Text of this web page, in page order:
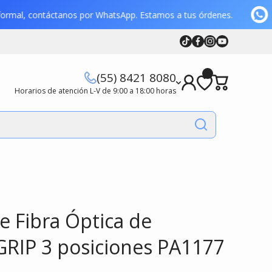
contáctanos por WhatsApp. Estamos a tus órdenes.
TiktokFacebook
Instagram
Youtube
Youtube
(55) 8421 8080
Horarios de atención L-V de 9:00 a 18:00 horas
Fibra Óptica de
3 posiciones PA1177